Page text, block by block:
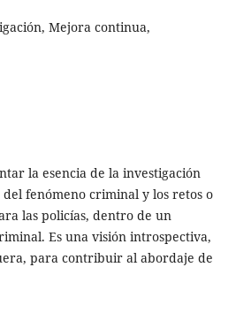
Mejora continua,
la esencia de la investigación
fenómeno criminal y los retos o
las policías, dentro de un
Es una visión introspectiva,
para contribuir al abordaje de